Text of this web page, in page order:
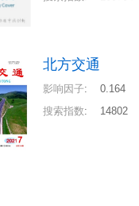
北方交通
影响因子: 0.164
搜索指数: 14802